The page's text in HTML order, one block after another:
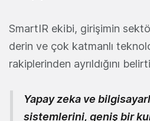
SmartIR ekibi, girişimin
derin ve çok katmanlı
rakiplerinden ayrıldığını
Yapay zeka ve
sistemlerini, geniş bir